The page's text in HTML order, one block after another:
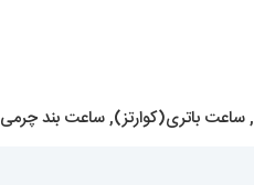
,ساعت باتری(کوارتز),ساعت بند چرمی